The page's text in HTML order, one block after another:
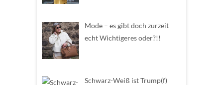
Mode – es gibt doch zurzeit
echt Wichtigeres oder?!!
Schwarz-Weiß ist Trump(f)